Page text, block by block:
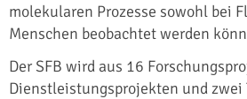
molekularen Prozesse sowohl bei
Menschen beobachtet werden
Der SFB wird aus 16
Dienstleistungsprojekten und zwei